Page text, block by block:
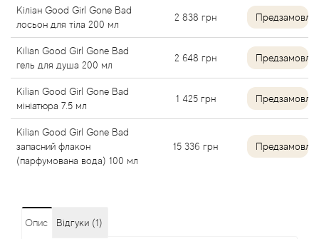
Кіліан Good Girl Gone Bad
лосьон для тіла 200 мл
2 838 грн
Kilian Good Girl Gone Bad
гель для душа 200 мл
2 648 грн
Kilian Good Girl Gone Bad
мініатюра 7.5 мл
1 425 грн
Kilian Good Girl Gone Bad
запасний флакон
(парфумована вода) 100 мл
15 336 грн
Опис Відгуки (1)
Anna Sui
Anne Fontaine
Annick Goutal
Antonia's Flowers
Antonio Banderas